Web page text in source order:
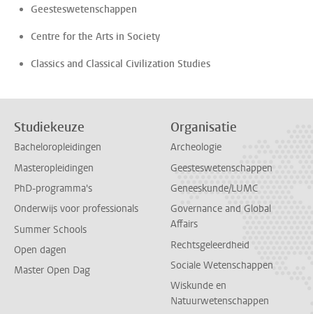
Geesteswetenschappen
Centre for the Arts in Society
Classics and Classical Civilization Studies
Studiekeuze
Bacheloropleidingen
Masteropleidingen
PhD-programma's
Onderwijs voor professionals
Summer Schools
Open dagen
Master Open Dag
Organisatie
Archeologie
Geesteswetenschappen
Geneeskunde/LUMC
Governance and Global
Affairs
Rechtsgeleerdheid
Sociale Wetenschappen
Wiskunde en
Natuurwetenschappen